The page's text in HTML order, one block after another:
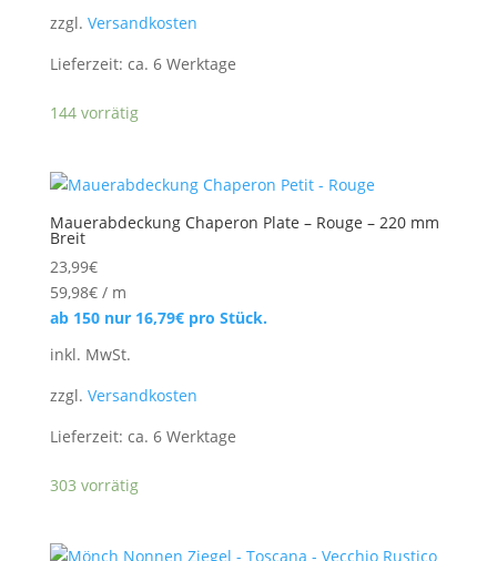
zzgl. Versandkosten
Lieferzeit: ca. 6 Werktage
144 vorrätig
Mauerabdeckung Chaperon Plate – Rouge – 220 mm
Breit
23,99€
59,98€/ m
ab 150 nur 16,79€pro Stück.
inkl. MwSt.
zzgl. Versandkosten
Lieferzeit: ca. 6 Werktage
303 vorrätig